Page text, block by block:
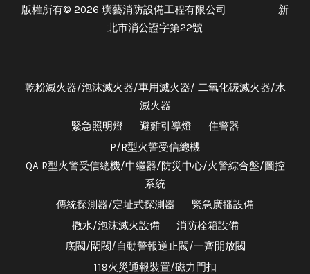
版權所有© 2026 璞藝消防設備工程有限公司 新
北市消公證字第22號
乾粉滅火器/泡沫滅火器/車用滅火器/ 二氧化碳滅火器/水
滅火器
緊急照明燈
避難引導燈
住警器
P/R型火警受信總機
QA R型火警受信總機/中繼器/防災中心/火警綜合盤/圖控
系統
傳統探測器/定址式探測器
緊急廣播設備
撒水/泡沫滅火設備
消防栓箱設備
底閥/閘閥/自動警報逆止閥/一齊開放閥
119火災通報裝置/磁力門扣